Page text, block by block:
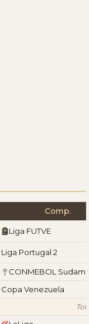
Comp.
Liga FUTVE
Liga Portugal 2
CONMEBOL
Copa Venezuela